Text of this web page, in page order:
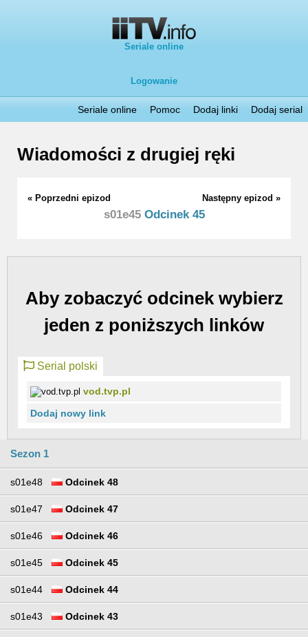
Seriale online
Logowanie
Seriale online Pomoc Dodaj linki Dodaj serial
Wiadomości z drugiej ręki
« Poprzedni epizod Następny epizod »
s01e45Odcinek 45
Aby zobaczyć odcinek wybierz
jeden z poniższych linków
Serial polski
vod.tvp.pl
Dodaj nowy link
Sezon 1
s01e48 Odcinek 48
s01e47 Odcinek 47
s01e46 Odcinek 46
s01e45 Odcinek 45
s01e44 Odcinek 44
s01e43 Odcinek 43